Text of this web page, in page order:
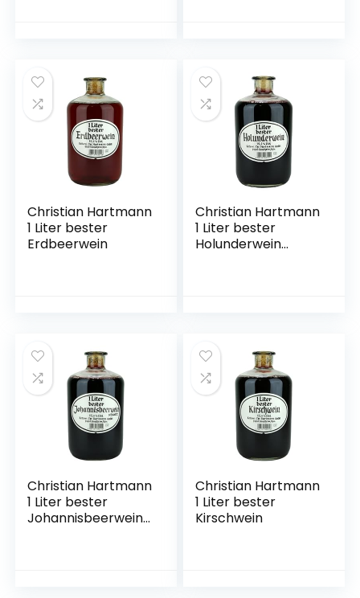
Christian Hartmann
1 Liter bester
Erdbeerwein
Christian Hartmann
1 Liter bester
Holunderwein
Christian Hartmann
1 Liter bester
Johannisbeerwein
Christian Hartmann
1 Liter bester
Kirschwein